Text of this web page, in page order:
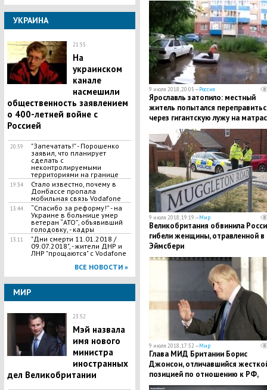
УКРАИНА
21:55
На
украинском
канале
насмешили
общественность заявлением
о 400-летней войне с
Россией
20:59
"Запечатать!" - Порошенко
заявил, что планирует
сделать с
неконтролируемыми
территориями на границе
19:34
Стало известно, почему в
Донбассе пропала
мобильная связь Vodafone
13:44
“Спасибо за реформу!” - на
Украине в больнице умер
ветеран “АТО”, объявивший
голодовку, - кадры
13:11
"Дни смерти 11.01.2018 /
09.07.2018", - жители ДНР и
ЛНР "прощаются" с Vodafone
ВСЕ НОВОСТИ »
МИР
23:52
Мэй назвала
имя нового
министра
иностранных
дел Великобритании
9 июля 2018, 20:05 —Россия
Ярославль затопило: местный
житель попытался
через гигантскую лужу на
9 июля 2018, 19:19 —Мир
Великобритания обвинила
гибели женщины, отравленной в
Эймсбери
9 июля 2018, 17:52 —Мир
Глава МИД Британии Борис
Джонсон, отличавшийся
позицией по отношению к РФ,
подал в отставку